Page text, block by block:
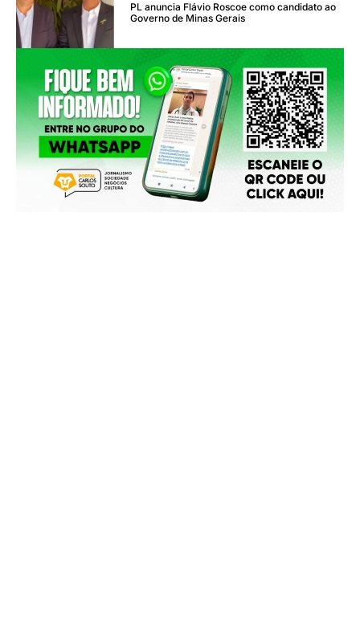
PL anuncia Flávio Roscoe como candidato ao
Governo de Minas Gerais